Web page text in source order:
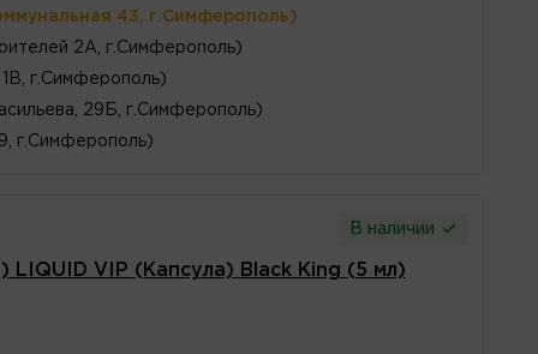
43, г.Симферополь)
2А, г.Симферополь)
г.Симферополь)
29Б, г.Симферополь)
г.Симферополь)
В наличии
LIQUID VIP (Капсула) Black King (5 мл)